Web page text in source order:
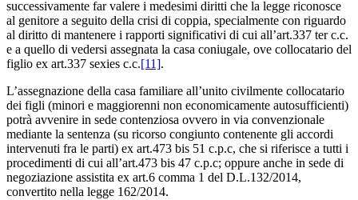
successivamente far valere i medesimi diritti che la legge riconosce
al genitore a seguito della crisi di coppia, specialmente con riguardo
al diritto di mantenere i rapporti significativi di cui all’art.337 ter c.c.
e a quello di vedersi assegnata la casa coniugale, ove collocatario del
figlio ex art.337 sexies c.c.[11].
L’assegnazione della casa familiare all’unito civilmente collocatario
dei figli (minori e maggiorenni non economicamente autosufficienti)
potrà avvenire in sede contenziosa ovvero in via convenzionale
mediante la sentenza (su ricorso congiunto contenente gli accordi
intervenuti fra le parti) ex art.473 bis 51 c.p.c, che si riferisce a tutti i
procedimenti di cui all’art.473 bis 47 c.p.c; oppure anche in sede di
negoziazione assistita ex art.6 comma 1 del D.L.132/2014,
convertito nella legge 162/2014.